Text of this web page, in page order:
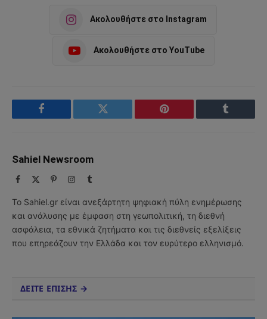
Ακολουθήστε στο Instagram
Ακολουθήστε στο YouTube
Facebook Twitter Pinterest Tumblr
Sahiel Newsroom
Facebook PinterestInstagram
Tumblr
Το Sahiel.gr είναι ανεξάρτητη ψηφιακή πύλη ενημέρωσης
και ανάλυσης με έμφαση στη γεωπολιτική, τη διεθνή
ασφάλεια, τα εθνικά ζητήματα και τις διεθνείς εξελίξεις
που επηρεάζουν την Ελλάδα και τον ευρύτερο ελληνισμό.
ΔΕΙΤΕ ΕΠΙΣΗΣ →